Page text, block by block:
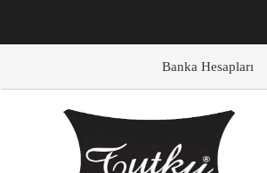
Banka Hesapları